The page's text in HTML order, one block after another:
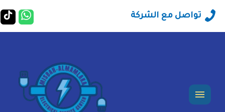
تواصل مع الشركة
القائمة